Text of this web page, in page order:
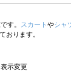
す。 スカート やシャ
おります。
表示変更